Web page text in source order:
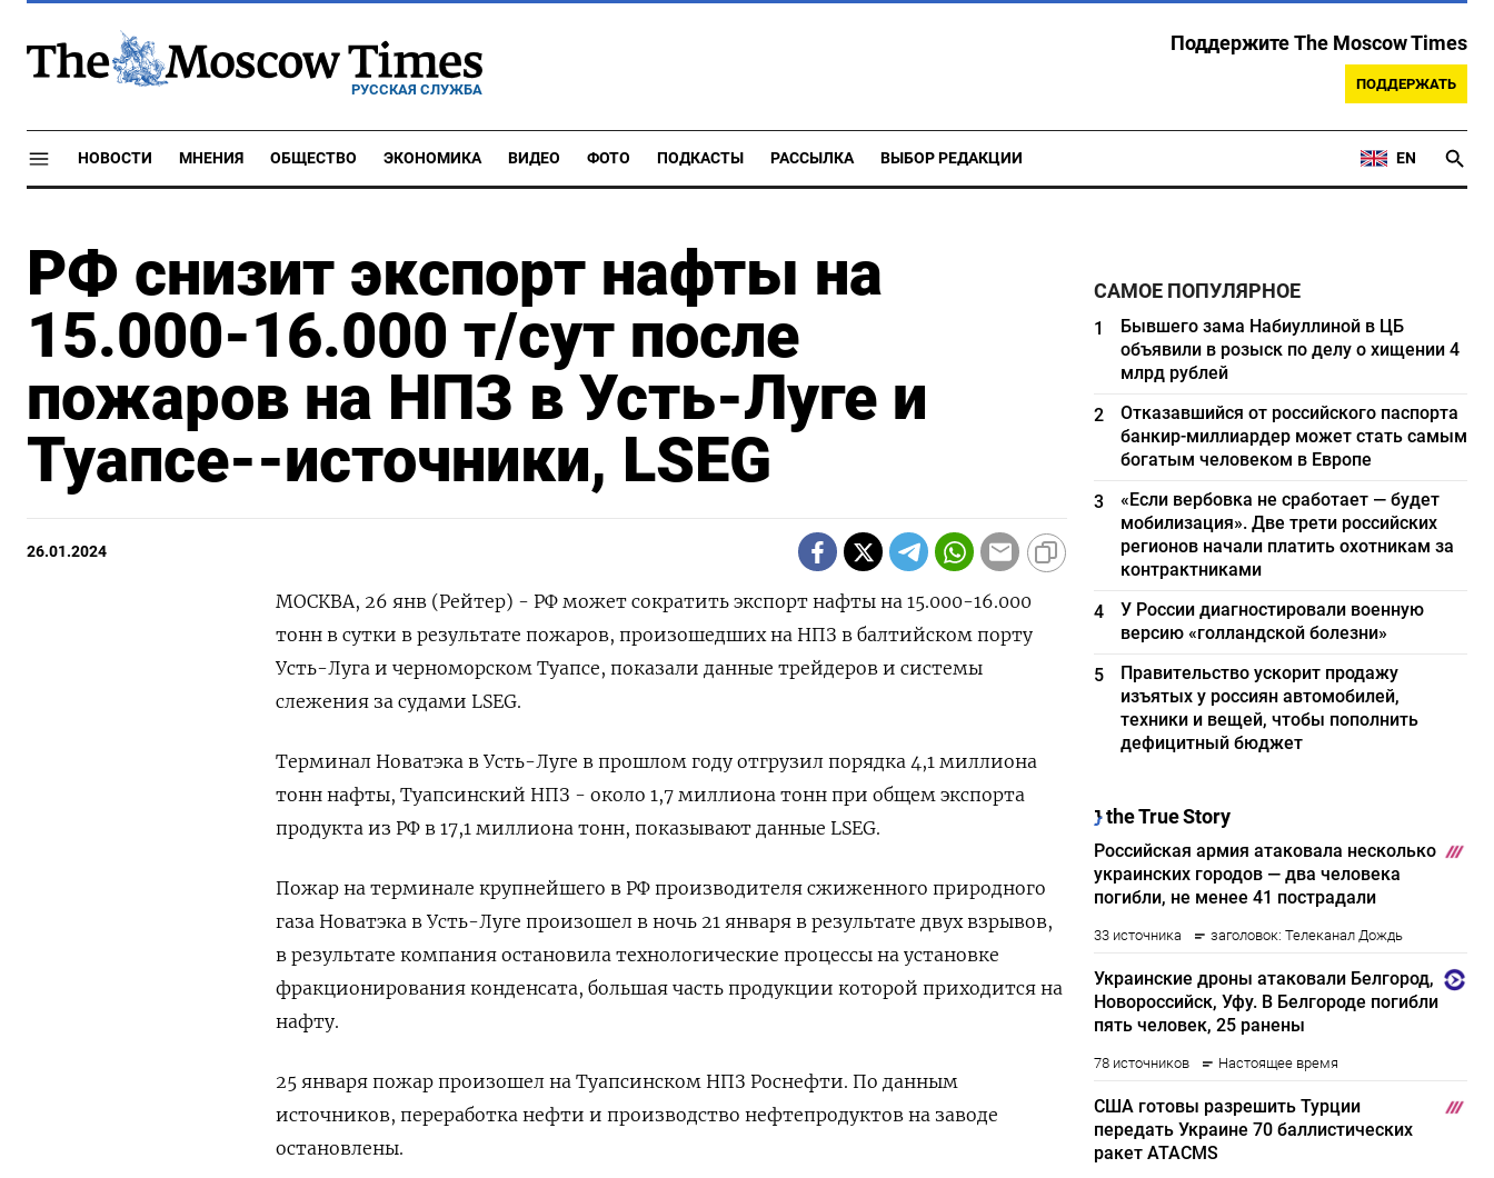
РУССКАЯ СЛУЖБА
Поддержите The Moscow Times
ПОДДЕРЖАТЬ
НОВОСТИ МНЕНИЯ ОБЩЕСТВО ЭКОНОМИКА ВИДЕО ФОТО ПОДКАСТЫ РАССЫЛКА ВЫБОР РЕДАКЦИИ EN
РФ снизит экспорт нафты на
15.000-16.000 т/сут после
пожаров на НПЗ в Усть-Луге и
Туапсе--источники, LSEG
26.01.2024
МОСКВА, 26 янв (Рейтер) - РФ может сократить экспорт нафты на 15.000-16.000
тонн в сутки в результате пожаров, произошедших на НПЗ в балтийском порту
Усть-Луга и черноморском Туапсе, показали данные трейдеров и системы
слежения за судами LSEG.
Терминал Новатэка в Усть-Луге в прошлом году отгрузил порядка 4,1 миллиона
тонн нафты, Туапсинский НПЗ - около 1,7 миллиона тонн при общем экспорта
продукта из РФ в 17,1 миллиона тонн, показывают данные LSEG.
Пожар на терминале крупнейшего в РФ производителя сжиженного природного
газа Новатэка в Усть-Луге произошел в ночь 21 января в результате двух взрывов,
в результате компания остановила технологические процессы на установке
фракционирования конденсата, большая часть продукции которой приходится на
нафту.
25 января пожар произошел на Туапсинском НПЗ Роснефти. По данным
источников, переработка нефти и производство нефтепродуктов на заводе
остановлены.
САМОЕ ПОПУЛЯРНОЕ
1
Бывшего зама Набиуллиной в ЦБ
объявили в розыск по делу о хищении 4
млрд рублей
2
Отказавшийся от российского паспорта
банкир-миллиардер может стать самым
богатым человеком в Европе
3
«Если вербовка не сработает — будет
мобилизация». Две трети российских
регионов начали платить охотникам за
контрактниками
4
У России диагностировали военную
версию «голландской болезни»
5
Правительство ускорит продажу
изъятых у россиян автомобилей,
техники и вещей, чтобы пополнить
дефицитный бюджет